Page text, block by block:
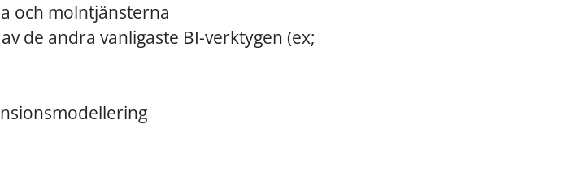
och molntjänsterna
de andra vanligaste BI-verktygen (ex;